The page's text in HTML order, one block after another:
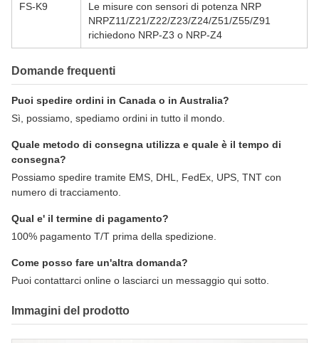
FS-K9
Le misure con sensori di potenza NRP
NRPZ11/Z21/Z22/Z23/Z24/Z51/Z55/Z91
richiedono NRP-Z3 o NRP-Z4
Domande frequenti
Puoi spedire ordini in Canada o in Australia?
Sì, possiamo, spediamo ordini in tutto il mondo.
Quale metodo di consegna utilizza e quale è il tempo di
consegna?
Possiamo spedire tramite EMS, DHL, FedEx, UPS, TNT con
numero di tracciamento.
Qual e' il termine di pagamento?
100% pagamento T/T prima della spedizione.
Come posso fare un'altra domanda?
Puoi contattarci online o lasciarci un messaggio qui sotto.
Immagini del prodotto